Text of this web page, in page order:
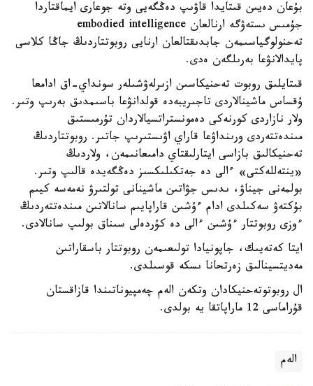
بۇعان دەيىن قىتايدا قاۋىپ دەڭگەيى وتە جوعارى ايماقتاردا
جۇمىس ىستەۋگە ارنالعان embodied intelligence
تەحنولوگياسىمەن جابدىقتالعان ارنايى روبوتتاردىڭ جاڭا كلاسى
پايدالانۋعا بەرىلگەن ەدى.
قىتايلىق روبوت تەحنيكاسىن ازىرلەۋشىلەر سونداي-اق ادامعا
ۇقساس ماشينالاردى تاجىريبەدە قولدانۋعا باسىمدىق بەرىپ وتىر.
ولار نازاردى كورنەكى دەمونستراتسيالاردان تۇرمىستىق
مىندەتتەردى ورىنداۋعا قاراي اۋىستىرىپ جاتىر. روبوتتاردىڭ
تەحنيكالىق بازاسى ايتارلىقتاي دامىعانىمەن، ولاردىڭ
«ينتەللەكتى» ءالى دە جەتكىلىكسىز دەڭگەيدە قالىپ وتىر.
بولمەنى جيناۋ، ىدىس جۋاتىن ماشينانى تولتىرۋ نەمەسە كيىم
بۇكتەۋ سەكىلدى ادام ءۇشىن قاراپايىم سانالاتىن مىندەتتەردىڭ
ءوزى روبوتتار ءۇشىن ءالى دە كۇردەلى سىناق بولىپ سانالادى.
ايتا كەتەيىك، جاپونيادا تولىعىمەن روبوتتار باسقاراتىن
مەديتسينالىق زەرتحانا ىسكە قوسىلدى.
ال روبوتوتەحنيكادان وتكەن الەم چەمپيوناتىندا قازاقستان
قۇراماسى 12 ماراپاتقا يە بولدى.
الەم